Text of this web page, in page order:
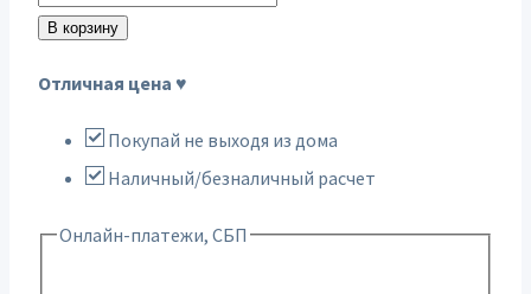
товара
1000
В корзину
Отличная цена ♥
Покупай не выходя из дома
Наличный/безналичный расчет
Онлайн-платежи, СБП